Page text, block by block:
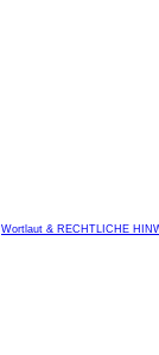
Wortlaut & RECHTLICHE